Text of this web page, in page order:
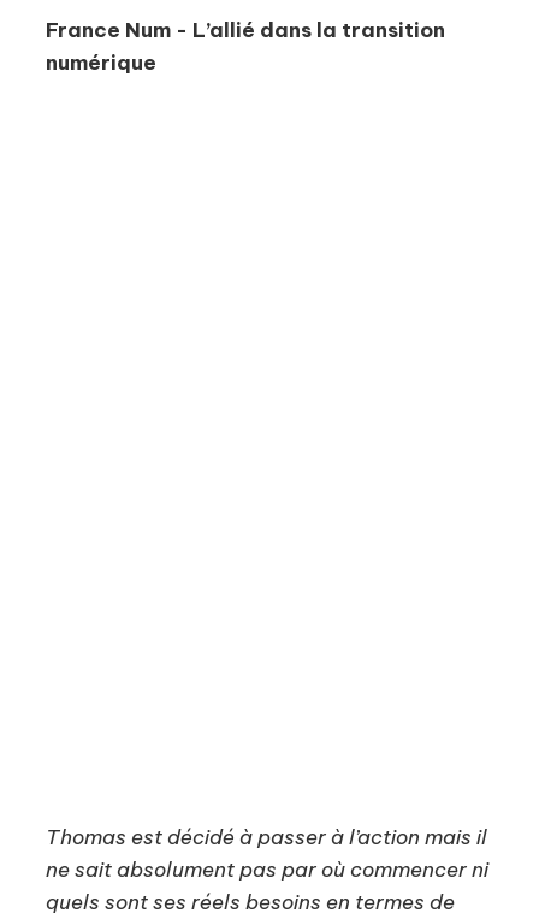
France Num - L’allié dans la transition
numérique
Thomas est décidé à passer à l’action mais il
ne sait absolument pas par où commencer ni
quels sont ses réels besoins en termes de